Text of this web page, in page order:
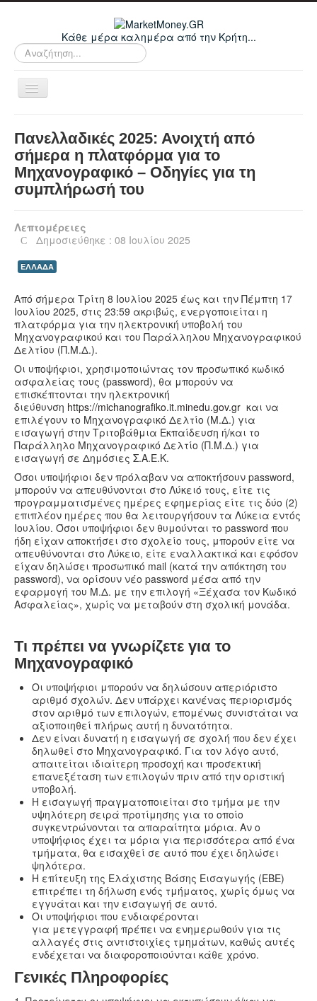
Κάθε μέρα καλημέρα από την Κρήτη...
Αναζήτηση...
Εναλλαγή
Οικονομικά
Κρήτη
Ελλάδα
Κόσμος
Απόψεις
Τεχνολογία
Υγεία
Πολιτισμός
Αθλητικά
Βίντεο
Συνταγές
Πανελλαδικές 2025: Ανοιχτή από
σήμερα η πλατφόρμα για το
Μηχανογραφικό – Οδηγίες για τη
συμπλήρωσή του
Λεπτομέρειες
Δημοσιεύθηκε : 08 Ιουλίου 2025
ΕΛΛΑΔΑ
Από σήμερα Τρίτη 8 Ιουλίου 2025 έως και την Πέμπτη 17
Ιουλίου 2025, στις 23:59 ακριβώς, ενεργοποιείται η
πλατφόρμα για την ηλεκτρονική υποβολή του
Μηχανογραφικού και του Παράλληλου Μηχανογραφικού
Δελτίου (Π.Μ.Δ.).
Οι υποψήφιοι, χρησιμοποιώντας τον προσωπικό κωδικό
ασφαλείας τους (password), θα μπορούν να
επισκέπτονται την ηλεκτρονική
διεύθυνση https://michanografiko.it.minedu.gov.gr και να
επιλέγουν το Μηχανογραφικό Δελτίο (Μ.Δ.) για
εισαγωγή στην Τριτοβάθμια Εκπαίδευση ή/και το
Παράλληλο Μηχανογραφικό Δελτίο (Π.Μ.Δ.) για
εισαγωγή σε Δημόσιες Σ.Α.Ε.Κ.
Όσοι υποψήφιοι δεν πρόλαβαν να αποκτήσουν password,
μπορούν να απευθύνονται στο Λύκειό τους, είτε τις
προγραμματισμένες ημέρες εφημερίας είτε τις δύο (2)
επιπλέον ημέρες που θα λειτουργήσουν τα Λύκεια εντός
Ιουλίου. Όσοι υποψήφιοι δεν θυμούνται το password που
ήδη είχαν αποκτήσει στο σχολείο τους, μπορούν είτε να
απευθύνονται στο Λύκειο, είτε εναλλακτικά και εφόσον
είχαν δηλώσει προσωπικό mail (κατά την απόκτηση του
password), να ορίσουν νέο password μέσα από την
εφαρμογή του Μ.Δ. με την επιλογή «Ξέχασα τον Κωδικό
Ασφαλείας», χωρίς να μεταβούν στη σχολική μονάδα.
Τι πρέπει να γνωρίζετε για το
Μηχανογραφικό
Οι υποψήφιοι μπορούν να δηλώσουν απεριόριστο
αριθμό σχολών. Δεν υπάρχει κανένας περιορισμός
στον αριθμό των επιλογών, επομένως συνιστάται να
αξιοποιηθεί πλήρως αυτή η δυνατότητα.
Δεν είναι δυνατή η εισαγωγή σε σχολή που δεν έχει
δηλωθεί στο Μηχανογραφικό. Για τον λόγο αυτό,
απαιτείται ιδιαίτερη προσοχή και προσεκτική
επανεξέταση των επιλογών πριν από την οριστική
υποβολή.
Η εισαγωγή πραγματοποιείται στο τμήμα με την
υψηλότερη σειρά προτίμησης για το οποίο
συγκεντρώνονται τα απαραίτητα μόρια. Αν ο
υποψήφιος έχει τα μόρια για περισσότερα από ένα
τμήματα, θα εισαχθεί σε αυτό που έχει δηλώσει
ψηλότερα.
Η επίτευξη της Ελάχιστης Βάσης Εισαγωγής (ΕΒΕ)
επιτρέπει τη δήλωση ενός τμήματος, χωρίς όμως να
εγγυάται και την εισαγωγή σε αυτό.
Οι υποψήφιοι που ενδιαφέρονται
για μετεγγραφή πρέπει να ενημερωθούν για τις
αλλαγές στις αντιστοιχίες τμημάτων, καθώς αυτές
ενδέχεται να διαφοροποιούνται κάθε χρόνο.
Γενικές Πληροφορίες